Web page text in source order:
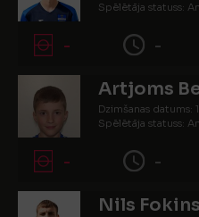
Spēlētāja statuss:
- -
Artjoms
Dzimšanas datums:
Spēlētāja statuss:
- -
Nils Fokins